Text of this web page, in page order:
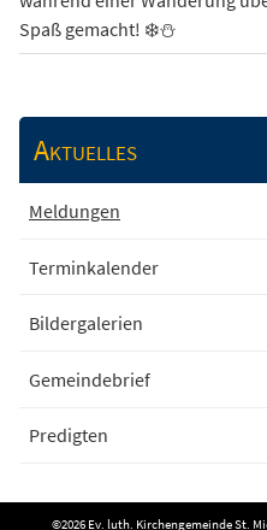
Spaß gemacht! ❄️⛄
Aktuelles
Meldungen
Terminkalender
Bildergalerien
Gemeindebrief
Predigten
©2026 Ev. luth. Kirchengemeinde St.